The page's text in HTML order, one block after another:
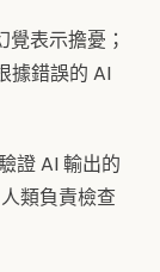
表示擔憂；
據錯誤的 AI
證 AI 輸出的
類負責檢查